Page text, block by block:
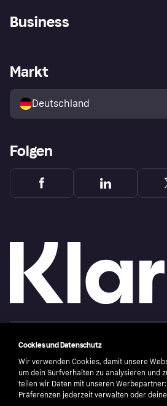
Klarna App
Shops entdecken
Käuferschutzrichtlinie
Dein
Business
Händlerportal
Markt
Deutschland
Folgen
rights reserved. Klarna Bank AB (publ). Sveavägen 46,
Nutzungsbedingungen
Cookies und Datenschutz
Wir verwenden Cookies, damit unsere
um dein Surfverhalten zu analysieren und
teilen wir Daten mit unseren
Präferenzen jederzeit verwalten oder